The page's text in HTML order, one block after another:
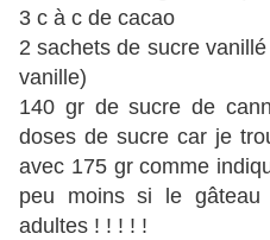
3 c à c de cacao
2 sachets de sucre
vanille)
140 gr de sucre de
doses de sucre car je
avec 175 gr comme
peu moins si le
adultes ! ! ! ! !